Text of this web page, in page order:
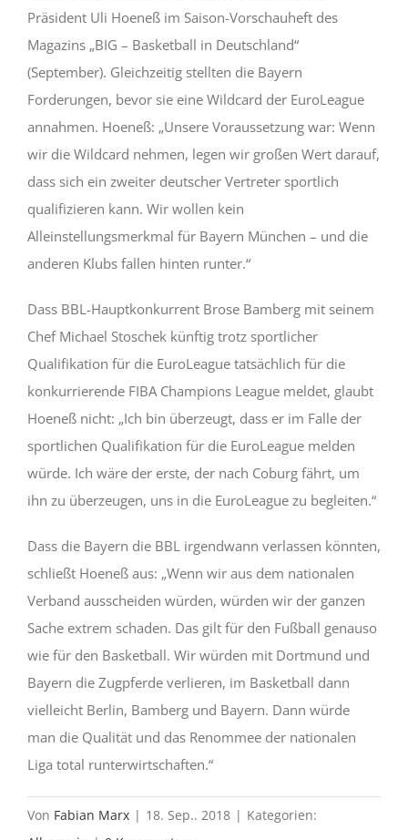
Präsident Uli Hoeneß im Saison-Vorschauheft des
Magazins „BIG – Basketball in Deutschland“
(September). Gleichzeitig stellten die Bayern
Forderungen, bevor sie eine Wildcard der EuroLeague
annahmen. Hoeneß: „Unsere Voraussetzung war: Wenn
wir die Wildcard nehmen, legen wir großen Wert darauf,
dass sich ein zweiter deutscher Vertreter sportlich
qualifizieren kann. Wir wollen kein
Alleinstellungsmerkmal für Bayern München – und die
anderen Klubs fallen hinten runter.“
Dass BBL-Hauptkonkurrent Brose Bamberg mit seinem
Chef Michael Stoschek künftig trotz sportlicher
Qualifikation für die EuroLeague tatsächlich für die
konkurrierende FIBA Champions League meldet, glaubt
Hoeneß nicht: „Ich bin überzeugt, dass er im Falle der
sportlichen Qualifikation für die EuroLeague melden
würde. Ich wäre der erste, der nach Coburg fährt, um
ihn zu überzeugen, uns in die EuroLeague zu begleiten.“
Dass die Bayern die BBL irgendwann verlassen könnten,
schließt Hoeneß aus: „Wenn wir aus dem nationalen
Verband ausscheiden würden, würden wir der ganzen
Sache extrem schaden. Das gilt für den Fußball genauso
wie für den Basketball. Wir würden mit Dortmund und
Bayern die Zugpferde verlieren, im Basketball dann
vielleicht Berlin, Bamberg und Bayern. Dann würde
man die Qualität und das Renommee der nationalen
Liga total runterwirtschaften.“
Von Fabian Marx | 18. Sep.. 2018 | Kategorien: